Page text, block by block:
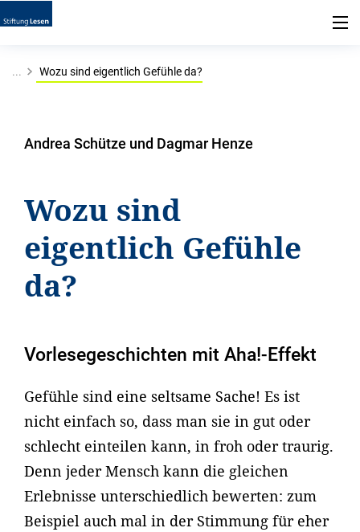
... Wozu sind eigentlich Gefühle da?
Andrea Schütze und Dagmar Henze
Wozu sind
eigentlich Gefühle
da?
Vorlesegeschichten mit Aha!-Effekt
Gefühle sind eine seltsame Sache! Es ist
nicht einfach so, dass man sie in gut oder
schlecht einteilen kann, in froh oder traurig.
Denn jeder Mensch kann die gleichen
Erlebnisse unterschiedlich bewerten: zum
Beispiel auch mal in der Stimmung für eher